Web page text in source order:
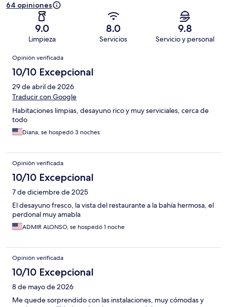
64 opiniones
9.0
Limpieza
8.0
Servicios
9.8
Servicio y personal
Opiniones
Opinión verificada
10/10 Excepcional
29 de abril de 2026
Traducir con Google
Habitaciones limpias, desayuno rico y muy serviciales, cerca de
todo
Diana, se hospedó 3 noches
Opinión verificada
10/10 Excepcional
7 de diciembre de 2025
El desayuno fresco, la vista del restaurante a la bahía hermosa, el
perdonal muy amabla
ADMIR ALONSO, se hospedó 1 noche
Opinión verificada
10/10 Excepcional
8 de mayo de 2026
Me quede sorprendido con las instalaciones, muy cómodas y